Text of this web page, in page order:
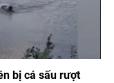
bị cá sấu rượt